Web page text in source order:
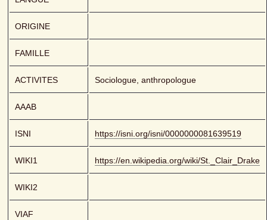
ORIGINE
FAMILLE
ACTIVITES Sociologue, anthropologue
AAAB
ISNI https://isni.org/isni/0000000081639519
WIKI1 https://en.wikipedia.org/wiki/St._Clair_Drake
WIKI2
VIAF